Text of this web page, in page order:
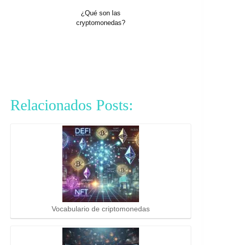
¿Qué son las
cryptomonedas?
Relacionados Posts:
Vocabulario de criptomonedas